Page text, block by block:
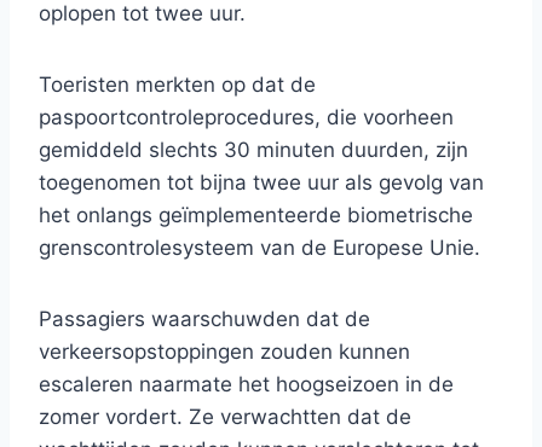
oplopen tot twee uur.
Toeristen merkten op dat de
paspoortcontroleprocedures, die voorheen
gemiddeld slechts 30 minuten duurden, zijn
toegenomen tot bijna twee uur als gevolg van
het onlangs geïmplementeerde biometrische
grenscontrolesysteem van de Europese Unie.
Passagiers waarschuwden dat de
verkeersopstoppingen zouden kunnen
escaleren naarmate het hoogseizoen in de
zomer vordert. Ze verwachtten dat de